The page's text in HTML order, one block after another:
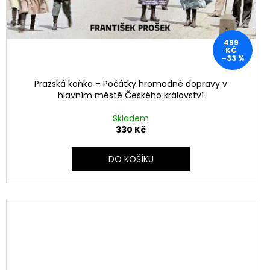
499
KČ
–33 %
Pražská koňka – Počátky hromadné dopravy v
hlavním městě Českého království
Skladem
330 Kč
DO KOŠÍKU